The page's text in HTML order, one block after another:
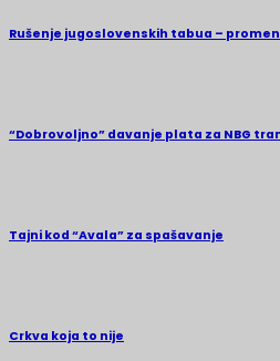
Rušenje jugoslovenskih tabua –
“Dobrovoljno” davanje plata za NBG
Tajni kod “Avala” za spašavanje
Crkva koja to nije